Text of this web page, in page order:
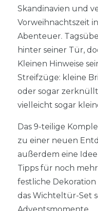
Skandinavien und
Vorweihnachtszeit
Abenteuer.
hinter seiner Tür,
Kleinen Hinweise
Streifzüge: kleine
oder sogar
vielleicht sogar
Das 9-teilige
zu einer neuen
außerdem eine
Tipps für noch
festliche
das Wichteltür-Set